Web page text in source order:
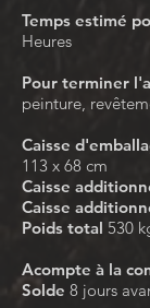
Temps estimé
Heures
Pour terminer
peinture,
Caisse
113 x 68 cm
Caisse
Caisse
Poids total 530
Acompte à la
Solde 8 jours